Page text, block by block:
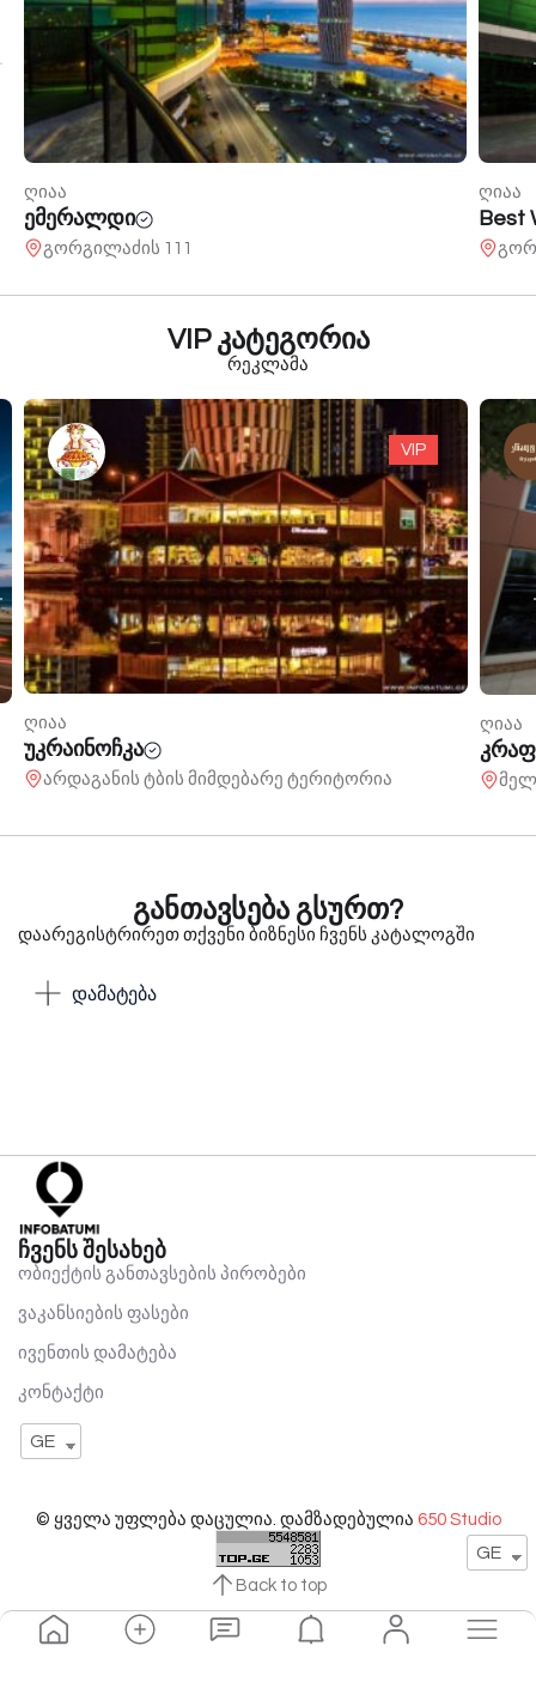
GE
ღიაა
ემერალდი
გორგილაძის 111
ღიაა
Best
VIP კატეგორია
რეკლამა
VIP
ტერიტორია მელიქიშვილის 2
განთავსება გსურთ?
დაარეგისტრირეთ თქვენი ბიზნესი ჩვენს კატალოგში
დამატება
ჩვენს შესახებ
ობიექტის განთავსების პირობები
ვაკანსიების ფასები
ივენთის დამატება
კონტაქტი
GE
© ყველა უფლება დაცულია. დამზადებულია 650 Studio
Back to top